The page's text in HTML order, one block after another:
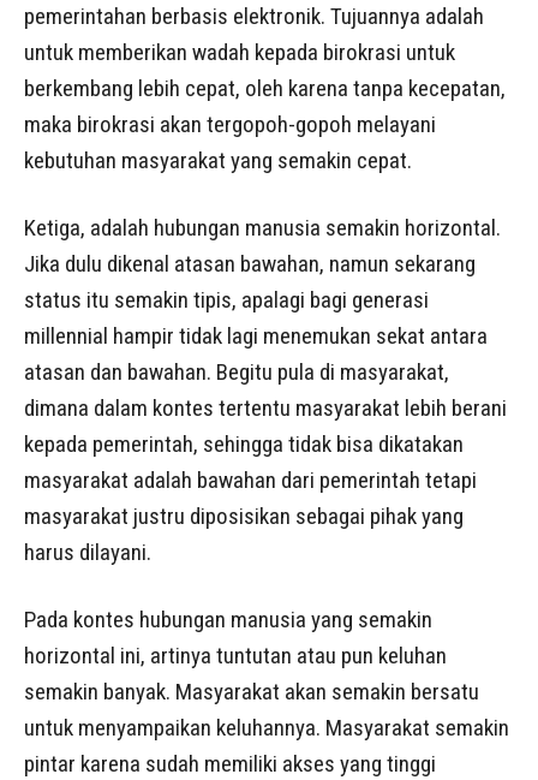
pemerintahan berbasis elektronik. Tujuannya adalah
untuk memberikan wadah kepada birokrasi untuk
berkembang lebih cepat, oleh karena tanpa kecepatan,
maka birokrasi akan tergopoh-gopoh melayani
kebutuhan masyarakat yang semakin cepat.
Ketiga, adalah hubungan manusia semakin horizontal.
Jika dulu dikenal atasan bawahan, namun sekarang
status itu semakin tipis, apalagi bagi generasi
millennial hampir tidak lagi menemukan sekat antara
atasan dan bawahan. Begitu pula di masyarakat,
dimana dalam kontes tertentu masyarakat lebih berani
kepada pemerintah, sehingga tidak bisa dikatakan
masyarakat adalah bawahan dari pemerintah tetapi
masyarakat justru diposisikan sebagai pihak yang
harus dilayani.
Pada kontes hubungan manusia yang semakin
horizontal ini, artinya tuntutan atau pun keluhan
semakin banyak. Masyarakat akan semakin bersatu
untuk menyampaikan keluhannya. Masyarakat semakin
pintar karena sudah memiliki akses yang tinggi